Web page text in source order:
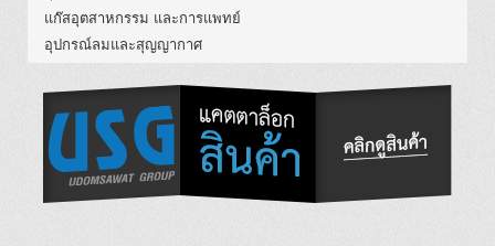
แก๊สอุตสาหกรรม และการแพทย์
อุปกรณ์ลมและสุญญากาศ